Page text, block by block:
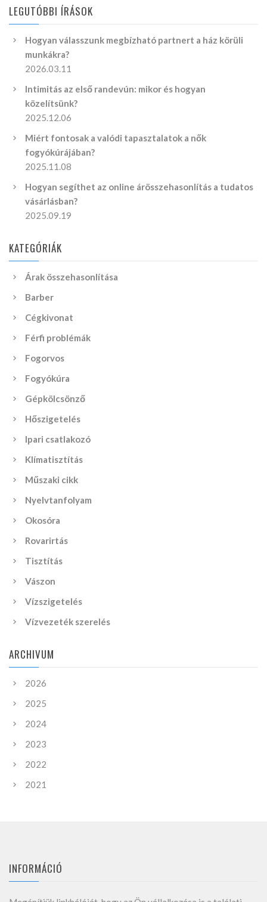
LEGUTÓBBI ÍRÁSOK
Hogyan válasszunk megbízható partnert a ház körüli
munkákra?
2026.03.11
Intimitás az első randevún: mikor és hogyan
közelítsünk?
2025.12.06
Miért fontosak a valódi tapasztalatok a nők
fogyókúrájában?
2025.11.08
Hogyan segíthet az online árösszehasonlítás a tudatos
vásárlásban?
2025.09.19
KATEGÓRIÁK
Árak összehasonlítása
Barber
Cégkivonat
Férfi problémák
Fogorvos
Fogyókúra
Gépkölcsönző
Hőszigetelés
Ipari csatlakozó
Klímatisztítás
Műszaki cikk
Nyelvtanfolyam
Okosóra
Rovarirtás
Tisztítás
Vászon
Vízszigetelés
Vízvezeték szerelés
ARCHIVUM
2026
2025
2024
2023
2022
2021
INFORMÁCIÓ